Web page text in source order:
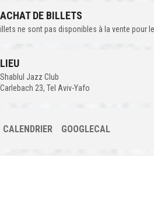
ACHAT DE BILLETS
ne sont pas disponibles à la vente pour
LIEU
Shablul Jazz Club
Carlebach 23, Tel Aviv-Yafo
CALENDRIER GOOGLECAL